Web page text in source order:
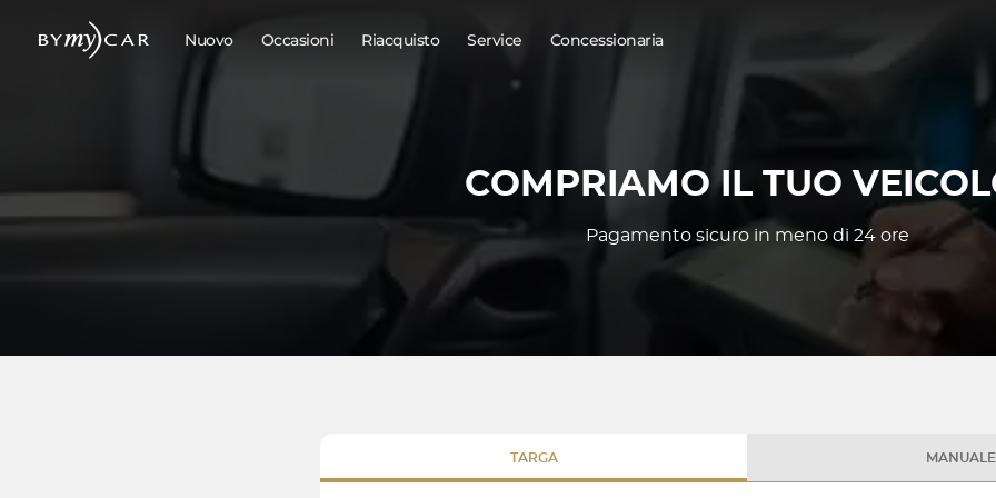
Nuovo Occasioni Riacquisto Service Concessionaria
COMPRIAMO IL TUO
Pagamento sicuro in meno di 24 ore
TARGA MANUALE